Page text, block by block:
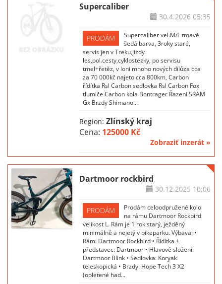
Supercaliber
30.4.202605:35
PRODÁM
Supercaliber vel.M/L tmavě
šedá barva, 3roky staré,
servis jen v Treku,jízdy
les,pol.cesty,cyklostezky, po servisu
tmel+řetěz, v loni mnoho nových dílůza cca
za 70 000kč najeto cca 800km, Carbon
řídítka Rsl Carbon sedlovka Rsl Carbon Fox
tlumiče Carbon kola Bontrager Řazení SRAM
Gx Brzdy Shimano...
Region:Zlínský kraj
Cena: 125000 Kč
Zobraziť inzerát »
Dartmoor rockbird
30.12.2025 10:06
PRODÁM
Prodám celoodpružené kolo
na rámu Dartmoor Rockbird
velikost L. Rám je 1 rok starý, ježděný
minimálně a nejetý v bikeparku. Výbava: •
Rám: Dartmoor Rockbird • Řídítka +
představec: Dartmoor • Hlavové složení:
Dartmoor Blink • Sedlovka: Koryak
teleskopická • Brzdy: Hope Tech 3 X2
(opletené had...